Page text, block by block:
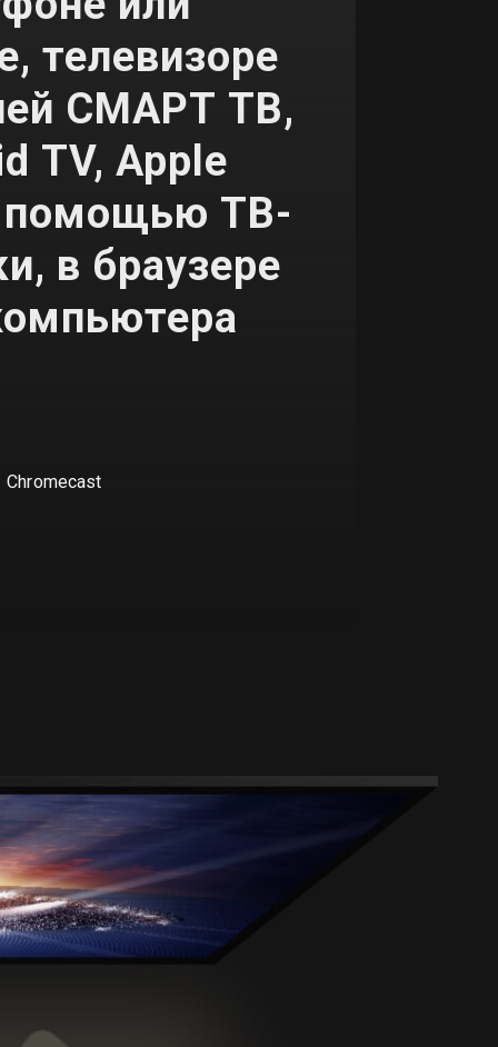
телевизоре
СМАРТ ТВ,
TV, Apple
помощью ТВ-
в браузере
Chromecast